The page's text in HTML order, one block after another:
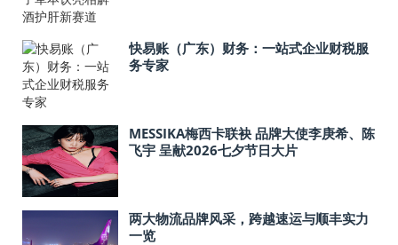
快易账（广东）财务：一站式企业财税服
务专家
MESSIKA梅西卡联袂 品牌大使李庚希、陈
飞宇 呈献2026七夕节日大片
​两大物流品牌风采，跨越速运与顺丰实力
一览